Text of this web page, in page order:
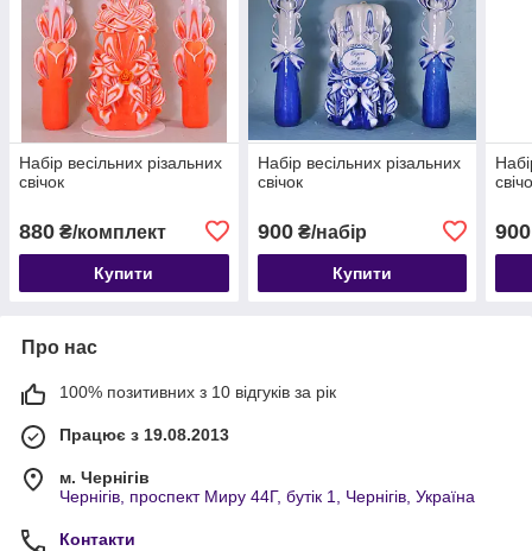
Набір весільних різальних
свічок
880 ₴/комплект
Купити
Набір весільних різальних
свічок
900₴/набір
Купити
900
Про нас
100% позитивних з 10 відгуків за рік
Працює з 19.08.2013
м. Чернігів
Чернігів, проспект Миру 44Г, бутік 1, Чернігів, Україна
Контакти